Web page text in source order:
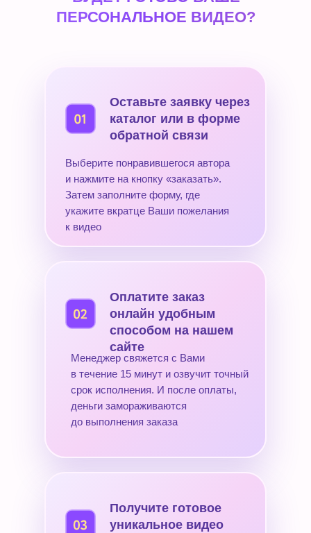
ПЕРСОНАЛЬНОЕ ВИДЕО?
Выберите понравившегося автора
и нажмите на кнопку «заказать».
Затем заполните форму, где
укажите вкратце Ваши пожелания
к видео
Оставьте заявку через
каталог или в форме
обратной связи
Менеджер свяжется с Вами
в течение 15 минут и озвучит точный
срок исполнения. И после оплаты,
деньги замораживаются
до выполнения заказа
Оплатите заказ
онлайн удобным
способом на нашем
сайте
Получите готовое
уникальное видео